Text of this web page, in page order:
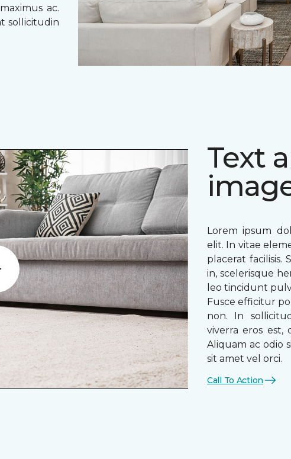
ac.
sollicitudin
Text
Lorem ipsum
elit. In vitae
placerat facilisis.
in, scelerisque
leo tincidunt
Fusce efficitur
non. In
viverra eros est,
Aliquam ac odio
sit amet vel orci.
Call To Action
Play